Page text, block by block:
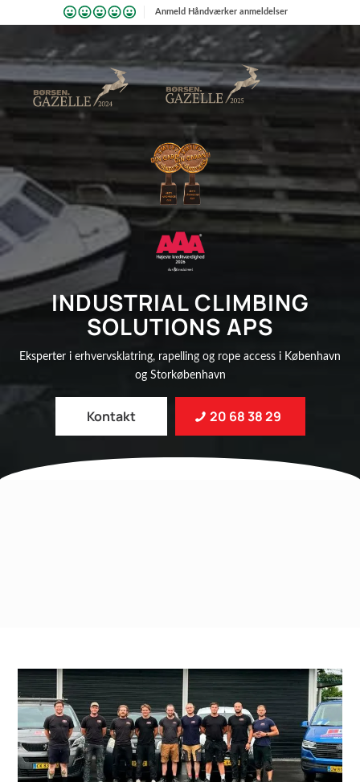
Anmeld Håndværker anmeldelser
INDUSTRIAL CLIMBING
SOLUTIONS APS
Eksperter i erhvervsklatring, rapelling og rope access i København
og Storkøbenhavn
Kontakt 20 68 38 29